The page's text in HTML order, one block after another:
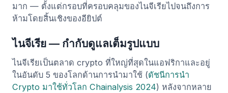
มาก — ตั้งแต่กรอบที่ครอบคลุมของไนจีเรียไปจนถึงการ
ห้ามโดยสิ้นเชิงของอียิปต์
ไนจีเรีย — กำกับดูแลเต็มรูปแบบ
ไนจีเรียเป็นตลาด crypto ที่ใหญ่ที่สุดในแอฟริกาและอยู่
ในอันดับ 5 ของโลกด้านการนำมาใช้ (ดัชนีการนำ
Crypto มาใช้ทั่วโลก Chainalysis 2024) หลังจากหลาย